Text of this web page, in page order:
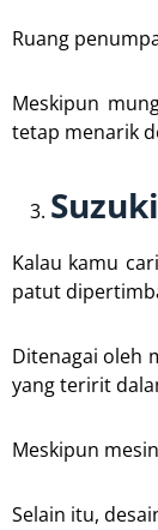
Ruang
Meskipun
tetap menarik
Kalau kamu
patut
Ditenagai oleh
yang teririt
Meskipun
Selain itu,